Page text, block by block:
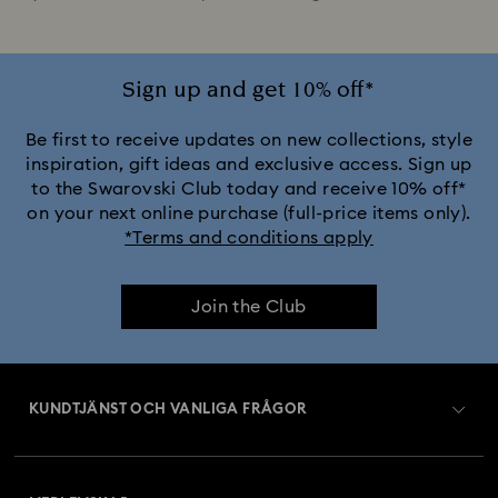
Sign up and get 10% off*
Be first to receive updates on new collections, style
inspiration, gift ideas and exclusive access. Sign up
to the Swarovski Club today and receive 10% off*
on your next online purchase (full-price items only).
*Terms and conditions apply
Join the Club
KUNDTJÄNST OCH VANLIGA FRÅGOR